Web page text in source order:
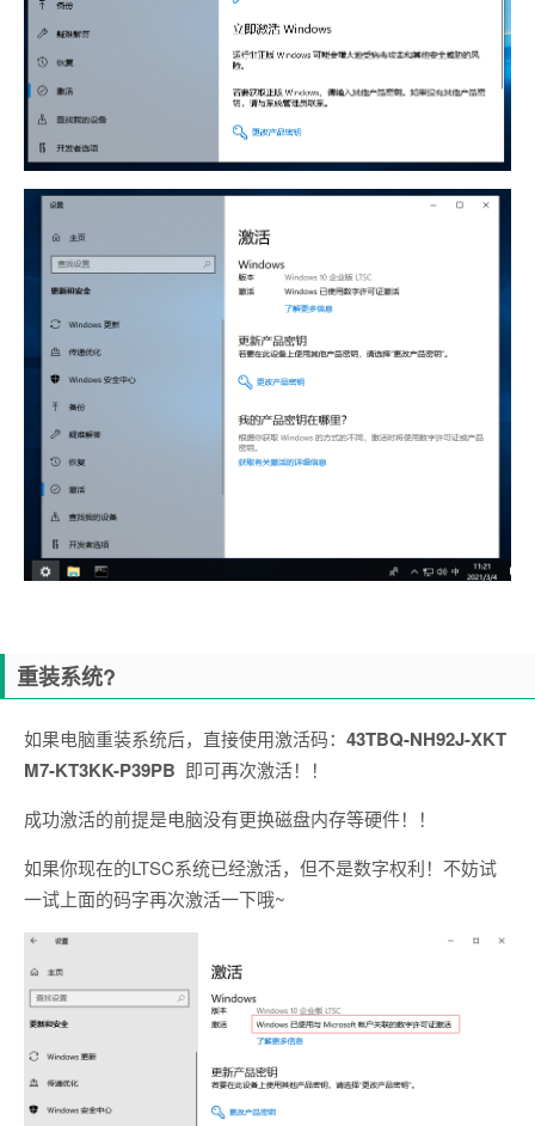
重装系统?
如果电脑重装系统后，直接使用激活码： 43TBQ-NH92J-XKT
M7-KT3KK-P39PB 即可再次激活！！
成功激活的前提是电脑没有更换磁盘内存等硬件！！
如果你现在的LTSC系统已经激活，但不是数字权利！不妨试
一试上面的码字再次激活一下哦~